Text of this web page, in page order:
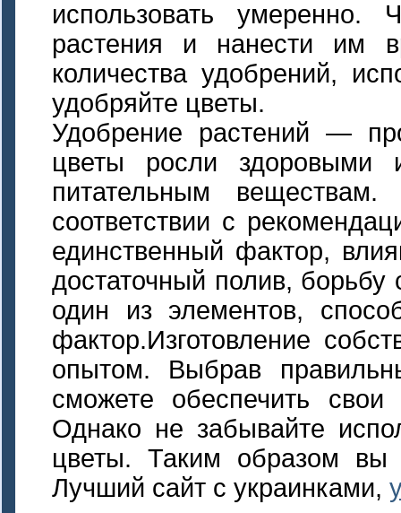
использовать умеренно.
растения и нанести им
количества удобрений,
удобряйте цветы.
Удобрение растений —
цветы росли здоровыми
питательным
соответствии с
единственный фактор,
достаточный полив,
один из элементов,
фактор.Изготовление
опытом. Выбрав
сможете обеспечить
Однако не забывайте
цветы. Таким образом вы
Лучший сайт с украинками,